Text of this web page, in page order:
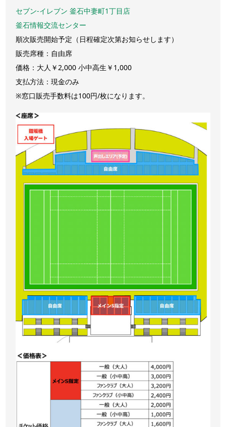
セブン-イレブン 釜石中妻町1丁目店
釜石情報交流センター
順次販売開始予定（日程確定次第お知らせします）
販売席種：自由席
価格：大人￥2,000 小中高生￥1,000
支払方法：現金のみ
※窓口販売手数料は100円/枚になります。